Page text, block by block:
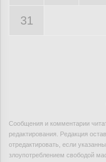
31
Сообщения и комментарии
редактирования. Редакция
отредактировать, если
злоупотреблением свободой